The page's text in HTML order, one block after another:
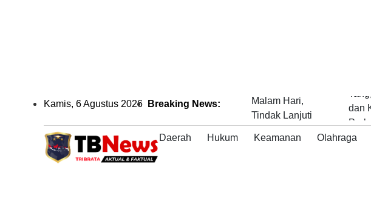
Kamis, 6 Agustus 2026 Breaking News:
Malam Hari,
Tindak Lanjuti
Masyarakat dan
dan
Daerah Hukum Keamanan Olahraga